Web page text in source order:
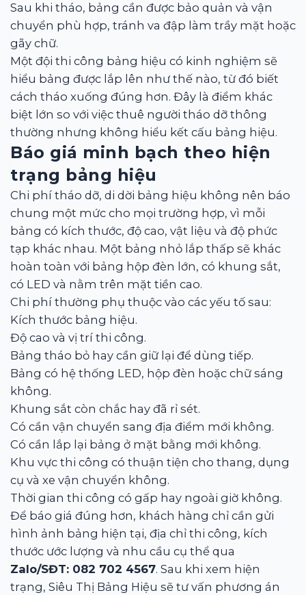
Sau khi tháo, bảng cần được bảo quản và vận
chuyển phù hợp, tránh va đập làm trầy mặt hoặc
gãy chữ.
Một đội thi công bảng hiệu có kinh nghiệm sẽ
hiểu bảng được lắp lên như thế nào, từ đó biết
cách tháo xuống đúng hơn. Đây là điểm khác
biệt lớn so với việc thuê người tháo dỡ thông
thường nhưng không hiểu kết cấu bảng hiệu.
Báo giá minh bạch theo hiện
trạng bảng hiệu
Chi phí tháo dỡ, di dời bảng hiệu không nên báo
chung một mức cho mọi trường hợp, vì mỗi
bảng có kích thước, độ cao, vật liệu và độ phức
tạp khác nhau. Một bảng nhỏ lắp thấp sẽ khác
hoàn toàn với bảng hộp đèn lớn, có khung sắt,
có LED và nằm trên mặt tiền cao.
Chi phí thường phụ thuộc vào các yếu tố sau:
Kích thước bảng hiệu.
Độ cao và vị trí thi công.
Bảng tháo bỏ hay cần giữ lại để dùng tiếp.
Bảng có hệ thống LED, hộp đèn hoặc chữ sáng
không.
Khung sắt còn chắc hay đã rỉ sét.
Có cần vận chuyển sang địa điểm mới không.
Có cần lắp lại bảng ở mặt bằng mới không.
Khu vực thi công có thuận tiện cho thang, dụng
cụ và xe vận chuyển không.
Thời gian thi công có gấp hay ngoài giờ không.
Để báo giá đúng hơn, khách hàng chỉ cần gửi
hình ảnh bảng hiện tại, địa chỉ thi công, kích
thước ước lượng và nhu cầu cụ thể qua
Zalo/SĐT: 082 702 4567. Sau khi xem hiện
trạng, Siêu Thị Bảng Hiệu sẽ tư vấn phương án